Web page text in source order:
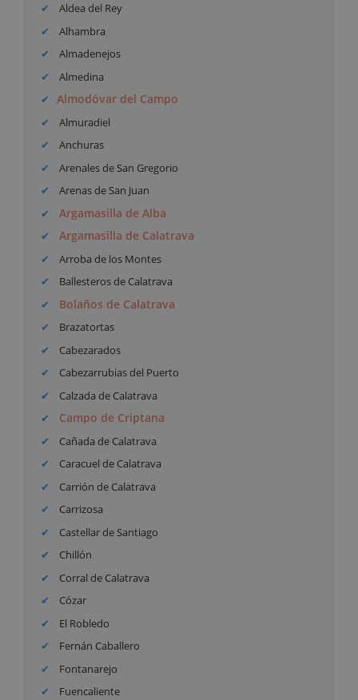
Aldea del Rey
Alhambra
Almadenejos
Almedina
Almodóvar del Campo
Almuradiel
Anchuras
Arenales de San Gregorio
Arenas de San Juan
Argamasilla de Alba
Argamasilla de Calatrava
Arroba de los Montes
Ballesteros de Calatrava
Bolaños de Calatrava
Brazatortas
Cabezarados
Cabezarrubias del Puerto
Calzada de Calatrava
Campo de Criptana
Cañada de Calatrava
Caracuel de Calatrava
Carrión de Calatrava
Carrizosa
Castellar de Santiago
Chillón
Corral de Calatrava
Cózar
El Robledo
Fernán Caballero
Fontanarejo
Fuencaliente